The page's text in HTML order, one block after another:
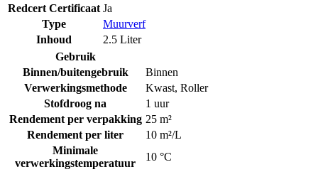
Redcert Certificaat Ja
Type
Muurverf
Inhoud
2.5 Liter
Gebruik
Binnen/buitengebruik
Binnen
Verwerkingsmethode
Kwast, Roller
Stofdroog na
1 uur
Rendement per verpakking 25 m²
Rendement per liter
10 m²/L
Minimale
verwerkingstemperatuur
10 °C